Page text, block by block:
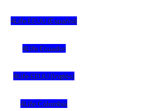
4Life EEUU (Español)
4Life Ecuador
4Life EEUU (Inglés)
4Life Colombia